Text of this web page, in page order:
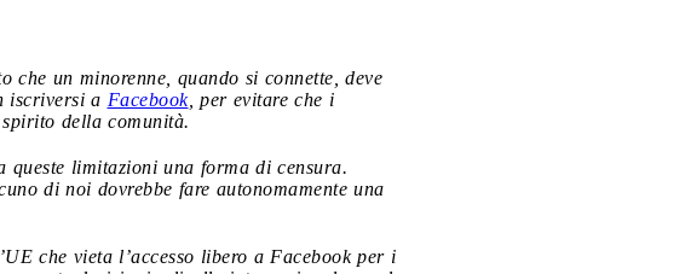
un minorenne, quando si connette, deve
iscriversi a Facebook, per evitare che i
della comunità.
queste limitazioni una forma di censura.
di noi dovrebbe fare autonomamente una
che vieta l’accesso libero a Facebook per i